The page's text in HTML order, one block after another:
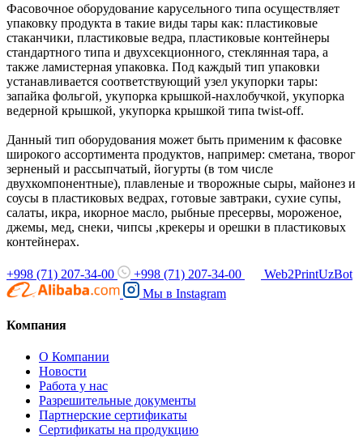
Фасовочное оборудование карусельного типа осуществляет
упаковку продукта в такие виды тары как: пластиковые
стаканчики, пластиковые ведра, пластиковые контейнеры
стандартного типа и двухсекционного, стеклянная тара, а
также ламистерная упаковка. Под каждый тип упаковки
устанавливается соответствующий узел укупорки тары:
запайка фольгой, укупорка крышкой-нахлобучкой, укупорка
ведерной крышкой, укупорка крышкой типа twist-off.
Данный тип оборудования может быть применим к фасовке
широкого ассортимента продуктов, например: сметана, творог
зерненый и рассыпчатый, йогурты (в том числе
двухкомпонентные), плавленые и творожные сыры, майонез и
соусы в пластиковых ведрах, готовые завтраки, сухие супы,
салаты, икра, икорное масло, рыбные пресервы, мороженое,
джемы, мед, снеки, чипсы ,крекеры и орешки в пластиковых
контейнерах.
+998 (71) 207-34-00 +998 (71) 207-34-00
Web2PrintUzBot
Мы в Instagram
Компания
О Компании
Новости
Работа у нас
Разрешительные документы
Партнерские сертификаты
Сертификаты на продукцию